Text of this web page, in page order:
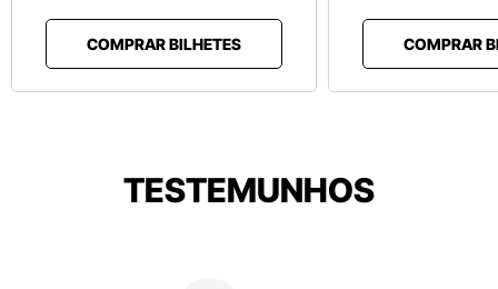
COMPRAR BILHETES COMPRAR
TESTEMUNHOS